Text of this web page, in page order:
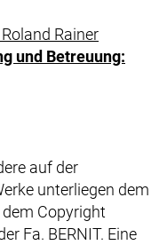
Rainer
und Betreuung:
auf der
unterliegen dem
dem Copyright
Fa. BERNIT. Eine